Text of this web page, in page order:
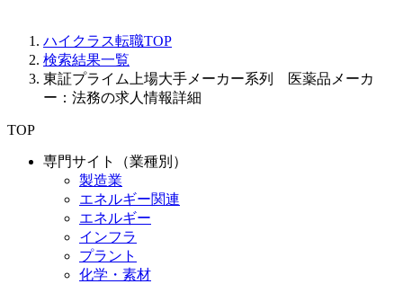
ハイクラス転職TOP
検索結果一覧
東証プライム上場大手メーカー系列 医薬品メーカ
ー：法務の求人情報詳細
TOP
専門サイト（業種別）
製造業
エネルギー関連
エネルギー
インフラ
プラント
化学・素材